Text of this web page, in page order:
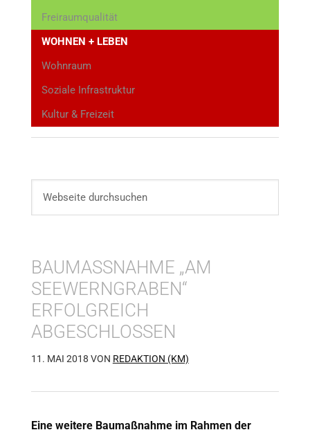
Freiraumqualität
WOHNEN + LEBEN
Wohnraum
Soziale Infrastruktur
Kultur & Freizeit
BAUMASSNAHME „AM S
EEWERNGRABEN“ E
RFOLGREICH A
BGESCHLOSSEN
11. MAI 2018 VON REDAKTION (KM)
Eine weitere Baumaßnahme im Rahmen der